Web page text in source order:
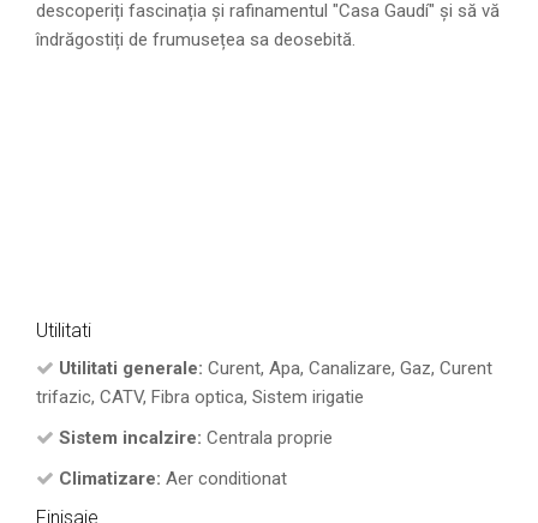
descoperiți fascinația și rafinamentul "Casa Gaudí" și să vă
îndrăgostiți de frumusețea sa deosebită.
Utilitati
Utilitati generale: Curent, Apa, Canalizare, Gaz, Curent
trifazic, CATV, Fibra optica, Sistem irigatie
Sistem incalzire: Centrala proprie
Climatizare: Aer conditionat
Finisaje